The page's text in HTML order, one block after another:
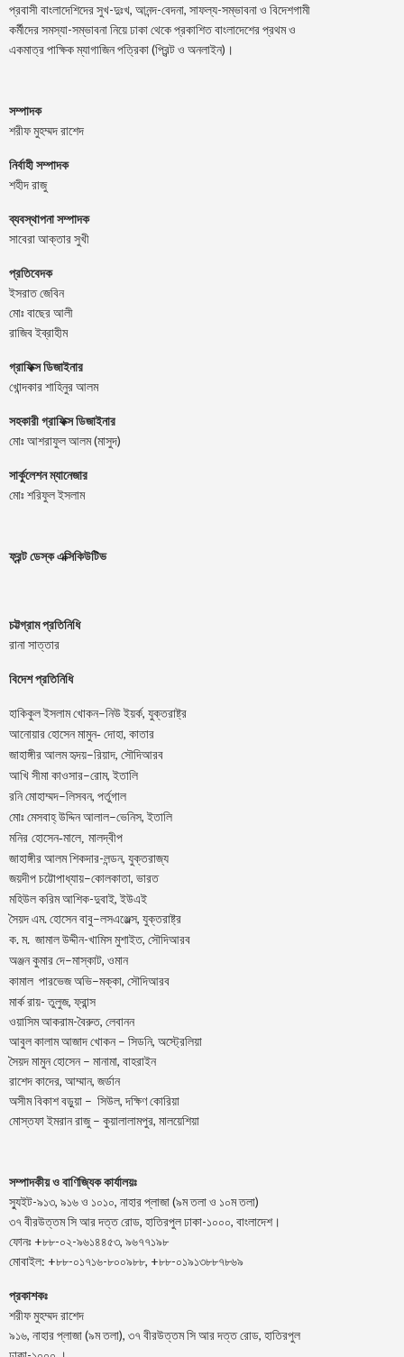
প্রবাসী বাংলাদেশিদের সুখ-দুঃখ, আনন্দ-বেদনা, সাফল্য-সম্ভাবনা ও বিদেশগামী
কর্মীদের সমস্যা-সম্ভাবনা নিয়ে ঢাকা থেকে প্রকাশিত বাংলাদেশের প্রথম ও
একমাত্র পাক্ষিক ম্যাগাজিন পত্রিকা (প্রিন্ট ও অনলাইন)।
সম্পাদক
শরীফ মুহম্মদ রাশেদ
নির্বাহী সম্পাদক
শহীদ রাজু
ব্যবস্থাপনা সম্পাদক
সাবেরা আক্তার সুখী
প্রতিবেদক
ইসরাত জেবিন
মোঃ বাছের আলী
রাজিব ইব্রাহীম
গ্রাফিক্স ডিজাইনার
খোন্দকার শাহিনুর আলম
সহকারী গ্রাফিক্স ডিজাইনার
মোঃ আশরাফুল আলম (মাসুদ)
সার্কুলেশন ম্যানেজার
মোঃ শরিফুল ইসলাম
ফ্রন্ট ডেস্ক এক্সিকিউটিভ
চট্টগ্রাম প্রতিনিধি
রানা সাত্তার
বিদেশ প্রতিনিধি
হাকিকুল ইসলাম খোকন–নিউ ইয়র্ক, যুক্তরাষ্ট্র
আনোয়ার হোসেন মামুন- দোহা, কাতার
জাহাঙ্গীর আলম হৃদয়–রিয়াদ, সৌদিআরব
আখি সীমা কাওসার–রোম,ইতালি
রনি মোহাম্মদ–লিসবন, পর্তুগাল
মোঃ মেসবাহ্ উদ্দিন আলাল–ভেনিস,ইতালি
মনির হোসেন-মালে, মালদ্বীপ
জাহাঙ্গীর আলম শিকদার-লন্ডন, যুক্তরাজ্য
জয়দীপ চট্টোপাধ্যায়–কোলকাতা, ভারত
মহিউল করিম আশিক-দুবাই, ইউএই
সৈয়দ এম. হোসেন বাবু–লসএঞ্জেল্স, যুক্তরাষ্ট্র
ক. ম. জামাল উদ্দীন-খামিস মুশাইত, সৌদিআরব
অঞ্জন কুমার দে–মাস্কাট, ওমান
কামাল পারভেজ অভি–মক্কা, সৌদিআরব
মার্ক রায়- তুলুজ, ফ্রান্স
ওয়াসিম আকরাম-বৈরুত, লেবানন
আবুল কালাম আজাদ খোকন – সিডনি, অস্ট্রেলিয়া
সৈয়দ মামুন হোসেন – মানামা, বাহরাইন
রাশেদ কাদের, আম্মান, জর্ডান
অসীম বিকাশ বড়ুয়া – সিউল, দক্ষিণ কোরিয়া
মোস্তফা ইমরান রাজু – কুয়ালালামপুর, মালয়েশিয়া
সম্পাদকীয় ও বাণিজ্যিক কার্যালয়ঃ
স্যুইট-৯১৩, ৯১৬ ও ১০১০, নাহার প্লাজা (৯ম তলা ও ১০ম তলা)
৩৭ বীরউত্তম সি আর দত্ত রোড, হাতিরপুল ঢাকা-১০০০, বাংলাদেশ।
ফোনঃ +৮৮-০২-৯৬১৪৪৫৩, ৯৬৭৭১৯৮
মোবাইল: +৮৮-০১৭১৬-৮০০৯৮৮, +৮৮-০১৯১৩৮৮৭৮৬৯
প্রকাশকঃ
শরীফ মুহম্মদ রাশেদ
৯১৬, নাহার প্লাজা (৯ম তলা), ৩৭ বীরউত্তম সি আর দত্ত রোড, হাতিরপুল